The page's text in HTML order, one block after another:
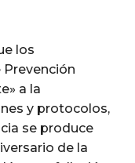
los
a la
y protocolos,
se produce
de la